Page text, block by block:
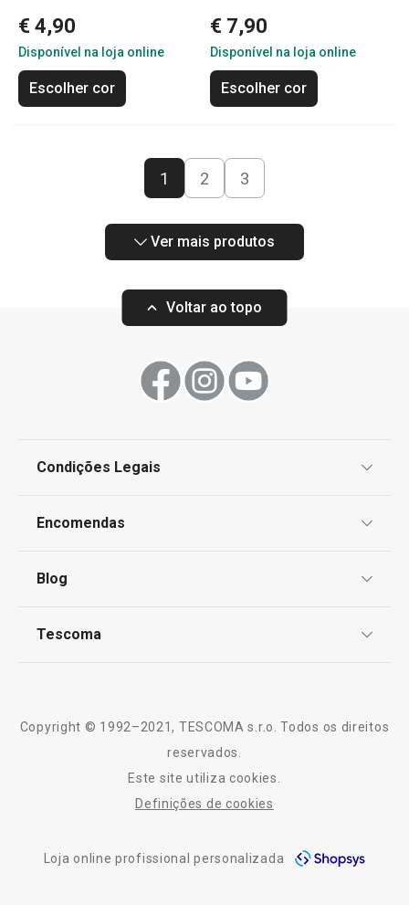
€ 4,90
Disponível na loja online
Escolher cor
€ 7,90
Disponível na loja online
Escolher cor
1 2 3
Ver mais produtos
Voltar ao topo
Condições Legais
Livro de Reclamações
Encomendas
Perguntas Frequentes
Blog
Tescoma
Copyright © 1992–2021, TESCOMA s.r.o. Todos os direitos
reservados.
Este site utiliza cookies.
Definições de cookies
Loja online profissional personalizada